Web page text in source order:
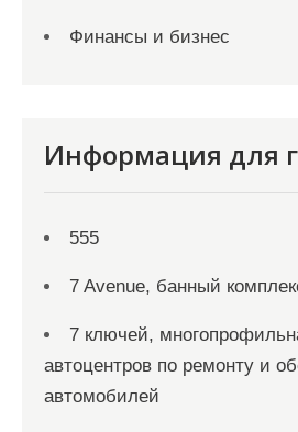
Финансы и бизнес
Информация для
555
7 Avenue, банный
7 ключей,
автоцентров по ремонту и
автомобилей